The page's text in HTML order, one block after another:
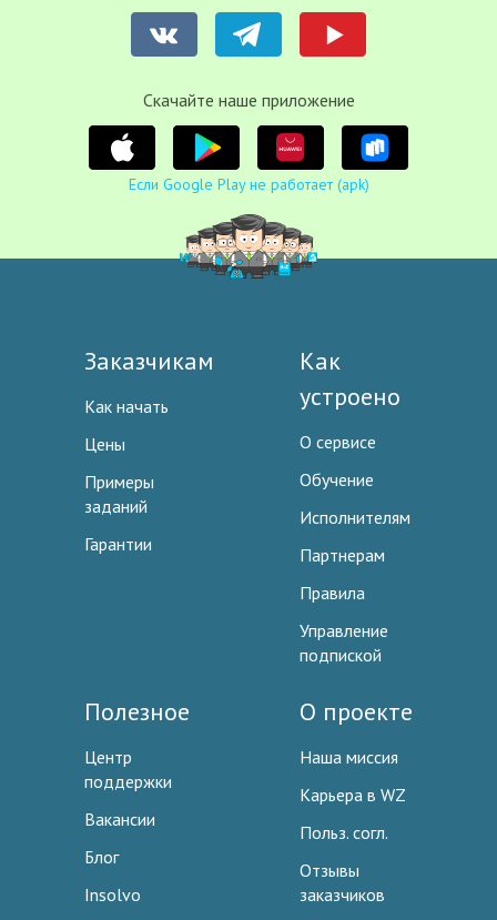
Cкачайте наше приложение
Если Google Play не работает (apk)
Заказчикам
Как начать
Цены
Примеры
заданий
Гарантии
Как
устроено
О сервисе
Обучение
Исполнителям
Партнерам
Правила
Управление
подпиской
Полезное
Центр
поддержки
Вакансии
Блог
Insolvo
О проекте
Наша миссия
Карьера в WZ
Польз. согл.
Отзывы
заказчиков